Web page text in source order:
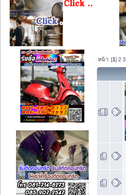
หน้า: [1]2 3